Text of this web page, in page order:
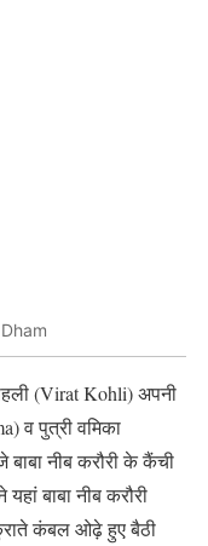
(Virat Kohli) अपनी
व पुत्री वमिका
नीब करौरी के कैंची
बाबा नीब करौरी
कंबल ओढ़े हुए बैठी